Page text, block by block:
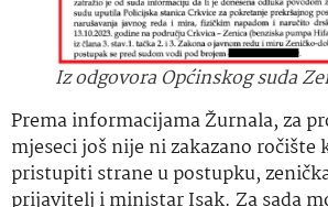
Iz odgovora Općinskog suda
Prema informacijama Žurnala, za
mjeseci još nije ni zakazano ročište
pristupiti strane u postupku,
prijavitelj i ministar Isak. Za sada